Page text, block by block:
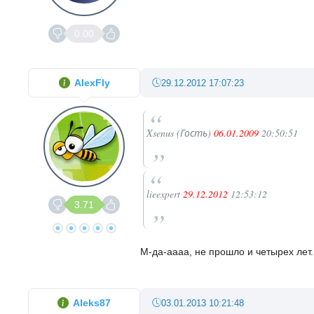
0.00
29.12.2012 17:07:23
Xsenus (Гость) 06.01.2009 20:50:51
lieexpert 29.12.2012 12:53:12
М-да-аааа, не прошло и четырех лет...
AlexFly
3.71
03.01.2013 10:21:48
Aleks87